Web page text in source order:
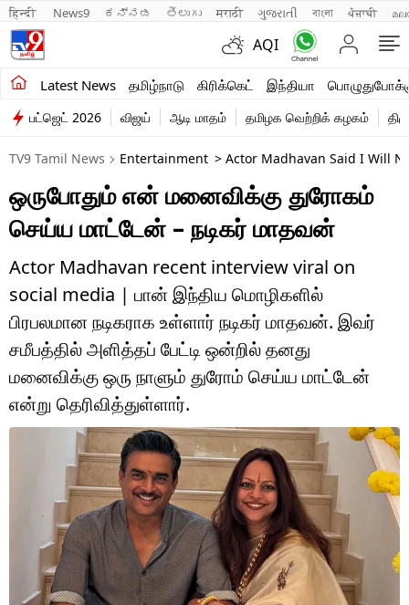
हिन्दी News9 ಕನ್ನಡ తెలుగు मराठी ગુજરાતી বাংলা ਪੰਜਾਬੀ
AQI
Latest News தமிழ்நாடு கிரிக்கெட் இந்தியா
சமீபத்திய செய்திகள்
தமிழ்நாடு
இந்தியா
உலகம்
பொழுதுபோக்கு
லைஃப்ஸ்டைல்
வணிகம்
டெக்னாலஜி
வைரல்
ஹெஃல்த்
ஷார்ட் வீடியோஸ்
பட்ஜெட் 2026 விஜய் ஆடி மாதம் தமிழக வெற்றிக் கழகம்
TV9 Tamil News Entertainment > Actor Madhavan Said I Will
ஒருபோதும் என் மனைவிக்கு துரோகம்
செய்ய மாட்டேன் – நடிகர் மாதவன்
Actor Madhavan recent interview viral on
social media | பான் இந்திய மொழிகளில்
பிரபலமான நடிகராக உள்ளார் நடிகர் மாதவன். இவர்
சமீபத்தில் அளித்தப் பேட்டி ஒன்றில் தனது
மனைவிக்கு ஒரு நாளும் துரோம் செய்ய மாட்டேன்
என்று தெரிவித்துள்ளார்.